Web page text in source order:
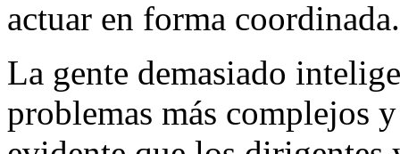
actuar en forma coordinada.
La gente demasiado
problemas más complejos